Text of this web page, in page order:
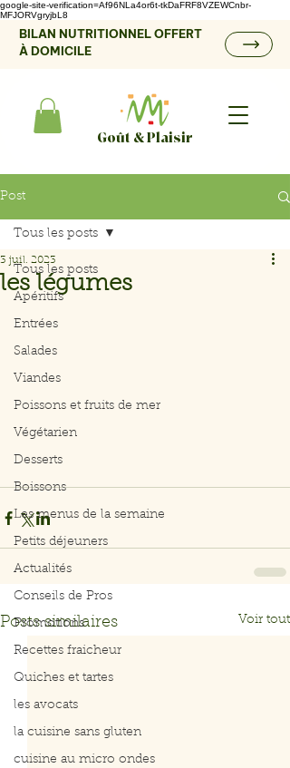
google-site-verification=Af96NLa4or6t-tkDaFRF8VZEWCnbr-
MFJORVgryjbL8
BILAN NUTRITIONNEL OFFERT
À DOMICILE
Goût & Plaisir
Post
Tous les posts
Apéritifs
Entrées
Salades
Viandes
Poissons et fruits de mer
Végétarien
Desserts
Boissons
Les menus de la semaine
Petits déjeuners
Actualités
Conseils de Pros
Promotions
Recettes fraicheur
Quiches et tartes
les avocats
la cuisine sans gluten
cuisine au micro ondes
Tous les posts
les légumes
3 juil. 2023
Posts similaires Voir tout